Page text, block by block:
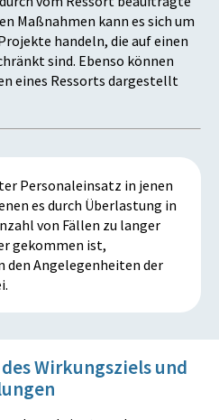
Maßnahmen kann es sich um
handeln, die auf einen
sind. Ebenso können
eines Ressorts dargestellt
Personaleinsatz in jenen
es durch Überlastung in
von Fällen zu langer
gekommen ist,
den Angelegenheiten der
Wirkungsziels und